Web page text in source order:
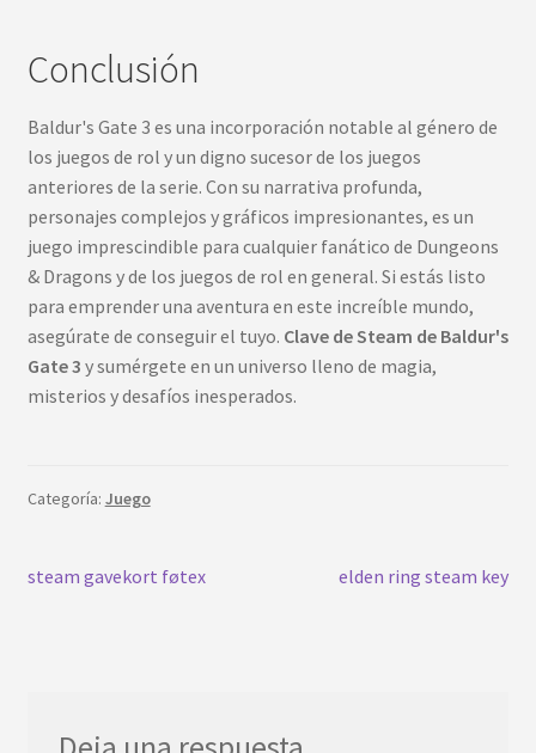
Conclusión
Baldur's Gate 3 es una incorporación notable al género de
los juegos de rol y un digno sucesor de los juegos
anteriores de la serie. Con su narrativa profunda,
personajes complejos y gráficos impresionantes, es un
juego imprescindible para cualquier fanático de Dungeons
& Dragons y de los juegos de rol en general. Si estás listo
para emprender una aventura en este increíble mundo,
asegúrate de conseguir el tuyo. Clave de Steam de Baldur's
Gate 3 y sumérgete en un universo lleno de magia,
misterios y desafíos inesperados.
Categoría: Juego
Navegación
Publicación
steam gavekort føtex
Próxima
elden ring steam key